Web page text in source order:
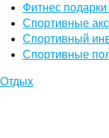
Фитнес
Спортивные
Спортивный
Спортивные
Отдых